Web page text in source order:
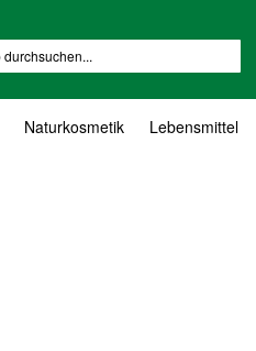
Naturkosmetik Lebensmittel